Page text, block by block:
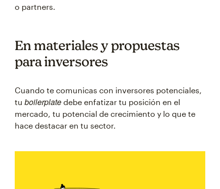
o partners.
En materiales y propuestas
para inversores
Cuando te comunicas con inversores potenciales,
tu boilerplate debe enfatizar tu posición en el
mercado, tu potencial de crecimiento y lo que te
hace destacar en tu sector.